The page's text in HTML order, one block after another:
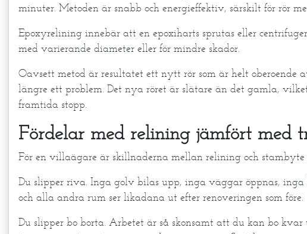
minuter. Metoden är snabb och energieffektiv, särskilt för rör
Epoxyrelining innebär att en epoxiharts sprutas eller
med varierande diameter eller för mindre skador.
Oavsett metod är resultatet ett nytt rör som är helt oberoende
längre ett problem. Det nya röret är slätare än det gamla,
framtida stopp.
Fördelar med relining jämfört med
För en villaägare är skillnaderna mellan relining och
Du slipper riva. Inga golv bilas upp, inga väggar öppnas,
och alla andra rum ser likadana ut efter renoveringen som före.
Du slipper bo borta. Arbetet är så skonsamt att du kan bo